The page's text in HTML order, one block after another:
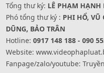
Tổng thư ký: LÊ PHẠM HẠNH
Phó tổng thư ký : PHI HỔ, VŨ
DŨNG, BẢO TRÂN
Hotline: 0917 148 188 - 090
Website:
Fanpage/zalo/youtube: